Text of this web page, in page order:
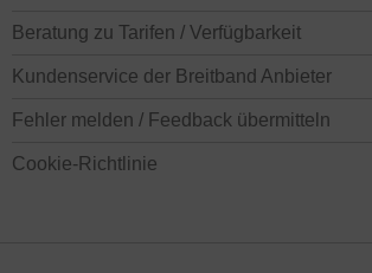
Beratung zu Tarifen / Verfügbarkeit
Kundenservice der Breitband Anbieter
Fehler melden / Feedback übermitteln
Cookie-Richtlinie